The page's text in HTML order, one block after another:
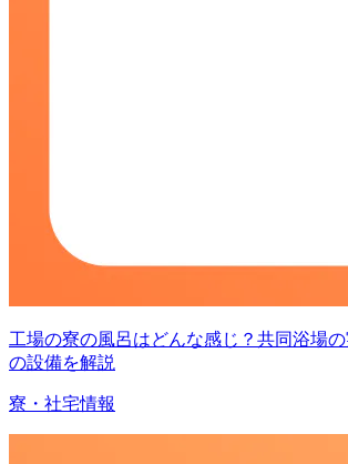
工場の寮の風呂はどんな感じ？共同浴場
の設備を解説
寮・社宅情報